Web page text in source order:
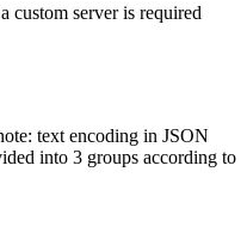
custom server is required
text encoding in JSON
into 3 groups according to